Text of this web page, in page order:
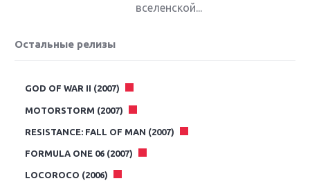
вселенской...
Остальные релизы
GOD OF WAR II (2007)
MOTORSTORM (2007)
RESISTANCE: FALL OF MAN (2007)
FORMULA ONE 06 (2007)
LOCOROCO (2006)